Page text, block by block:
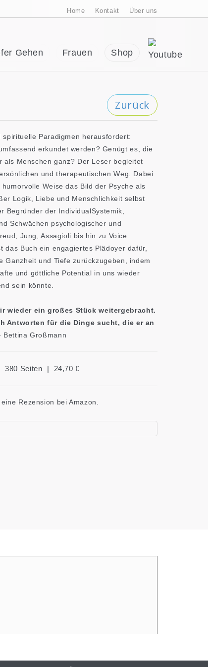
Home Kontakt Über uns
Gehen Frauen Shop
Zurück
Paradigmen herausfordert:
erkundet werden? Genügt es, die
Menschen ganz? Der Leser begleitet
und therapeutischen Weg. Dabei
Weise das Bild der Psyche als
Logik, Liebe und Menschlichkeit selbst
Begründer der IndividualSystemik,
Schwächen psychologischer und
Jung, Assagioli bis hin zu Voice
das Buch ein engagiertes Plädoyer dafür,
Ganzheit und Tiefe zurückzugeben, indem
und göttliche Potential in uns wieder
sein könnte.
wieder ein großes Stück weitergebracht.
Antworten für die Dinge sucht, die er an
Bettina Großmann
380 Seiten | 24,70 €
Rezension bei Amazon.